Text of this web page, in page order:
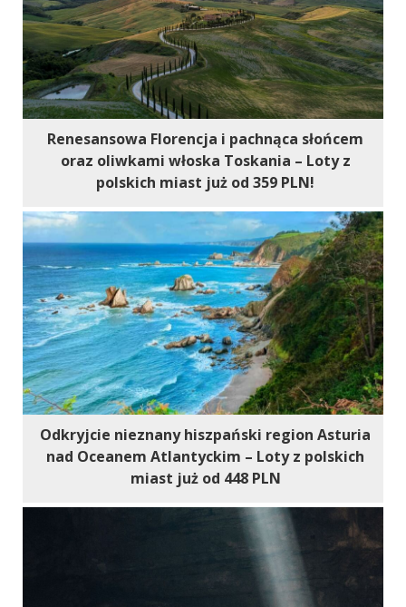
Renesansowa Florencja i pachnąca słońcem
oraz oliwkami włoska Toskania – Loty z
polskich miast już od 359 PLN!
Odkryjcie nieznany hiszpański region Asturia
nad Oceanem Atlantyckim – Loty z polskich
miast już od 448 PLN